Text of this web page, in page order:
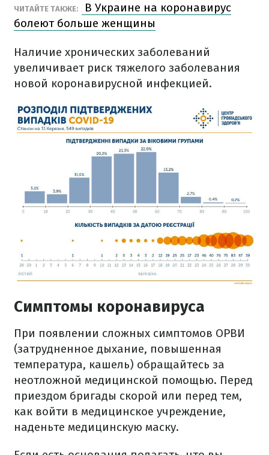
ЧИТАЙТЕ ТАКЖЕ:
В Украине на коронавирус
болеют больше женщины
Наличие хронических заболеваний
увеличивает риск тяжелого заболевания
новой коронавирусной инфекцией.
Симптомы коронавируса
При появлении сложных симптомов ОРВИ
(затрудненное дыхание, повышенная
температура, кашель) обращайтесь за
неотложной медицинской помощью. Перед
приездом бригады скорой или перед тем,
как войти в медицинское учреждение,
наденьте медицинскую маску.